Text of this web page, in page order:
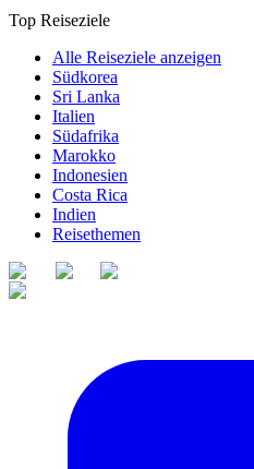
Top Reiseziele
Alle Reiseziele anzeigen
Südkorea
Sri Lanka
Italien
Südafrika
Marokko
Indonesien
Costa Rica
Indien
Reisethemen